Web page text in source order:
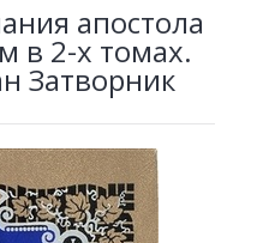
апостола
в 2-х томах.
Затворник